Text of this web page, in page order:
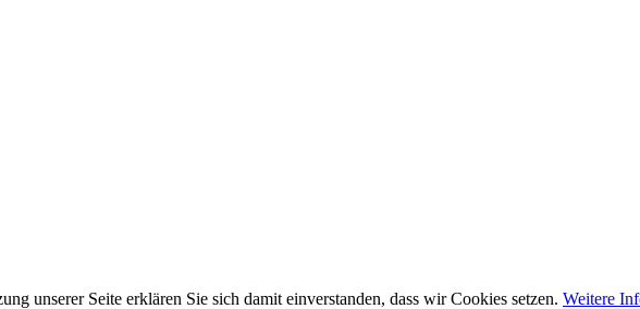
unserer Seite erklären Sie sich damit einverstanden, dass wir Cookies setzen. Weitere